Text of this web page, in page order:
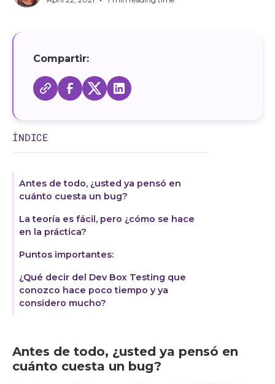
Antes de todo, ¿usted ya pensó en
cuánto cuesta un bug?
Compartir:
ÍNDICE
Antes de todo, ¿usted ya pensó en
cuánto cuesta un bug?
La teoría es fácil, pero ¿cómo se hace
en la práctica?
Puntos importantes:
¿Qué decir del Dev Box Testing que
conozco hace poco tiempo y ya
considero mucho?